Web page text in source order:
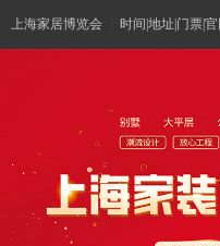
上海家居博览会 时间|地址|门票|官